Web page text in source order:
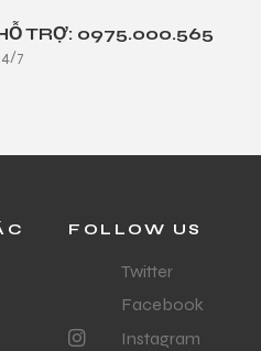
TRỢ: 0975.000.565
7
FOLLOW US
Twitter
Facebook
Instagram